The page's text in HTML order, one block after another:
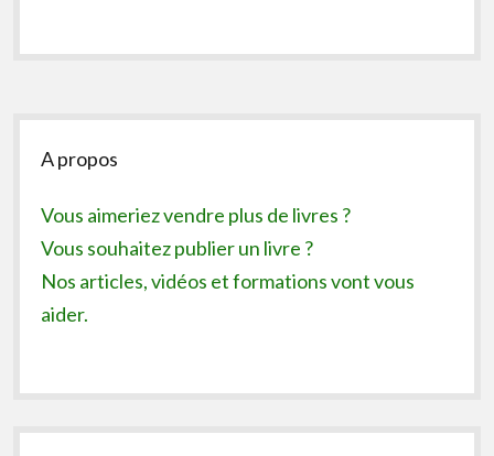
Sidebar
A propos
Vous aimeriez vendre plus de livres ?
Vous souhaitez publier un livre ?
Nos articles, vidéos et formations vont vous
aider.